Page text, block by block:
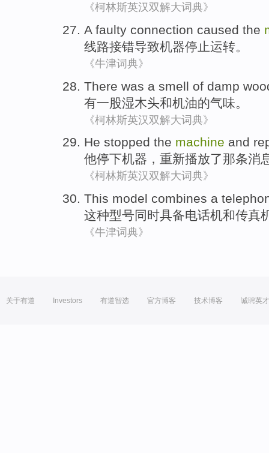
《柯林斯英汉双解大词典》
A faulty connection caused the
线路接错导致机器停止运转。
《牛津词典》
There was a smell of damp
有一股湿木头和机油的气味 。
《柯林斯英汉双解大词典》
He stopped the machine and
他停下机器 ， 重新播放了那条消
《柯林斯英汉双解大词典》
This model combines a
这种型号同时具备电话机和传真
《牛津词典》
关于有道 Investors 有道智选 官方博客 技术博客 诚聘英才